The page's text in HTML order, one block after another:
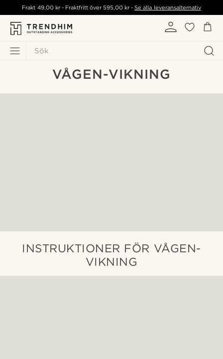
Sök
Frakt 49,00 kr- Fraktfritt över595,00 kr -Se alla leveransalternativ
VÅGEN-VIKNING
INSTRUKTIONER FÖR VÅGEN-
VIKNING